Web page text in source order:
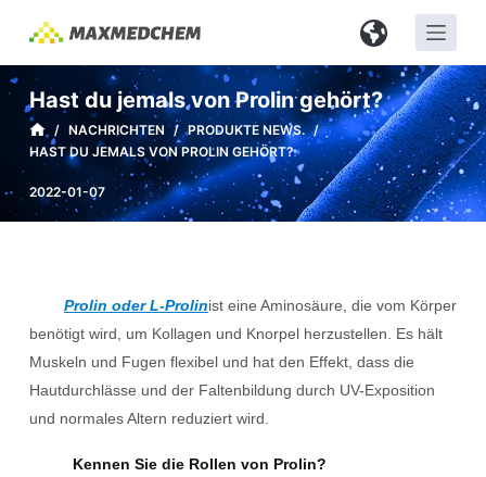
m
I
h
a
l
n
g
Hast du jemals von Prolin gehört?
/ NACHRICHTEN / PRODUKTE NEWS. /
HAST DU JEMALS VON PROLIN GEHÖRT?
2022-01-07
Prolin oder L-Prolinist eine Aminosäure, die vom Körper
benötigt wird, um Kollagen und Knorpel herzustellen. Es hält
Muskeln und Fugen flexibel und hat den Effekt, dass die
Hautdurchlässe und der Faltenbildung durch UV-Exposition
und normales Altern reduziert wird.
Kennen Sie die Rollen von Prolin?